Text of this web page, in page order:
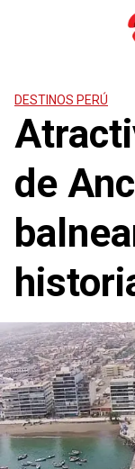
DESTINOS PERÚ
de